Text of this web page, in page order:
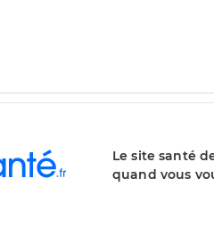
Le site santé
quand vous